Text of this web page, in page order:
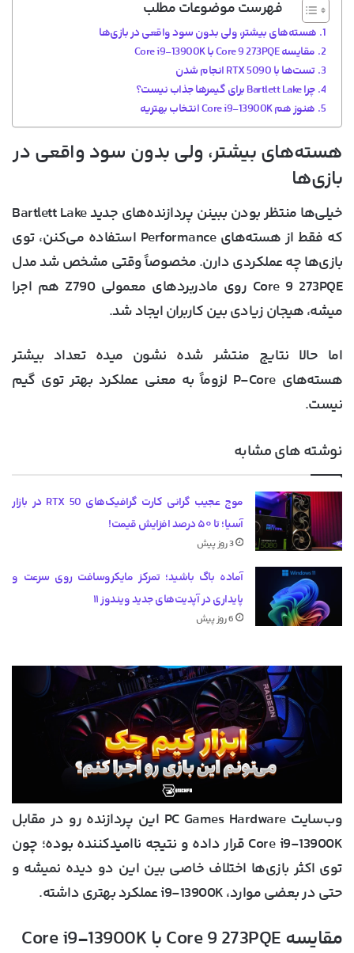
فهرست موضوعات مطلب
هسته‌های بیشتر، ولی بدون سود واقعی در بازی‌ها
مقایسه Core 9 273PQE با Core i9-13900K
تست‌ها با RTX 5090 انجام شدن
چرا Bartlett Lake برای گیمرها جذاب نیست؟
هنوز هم Core i9-13900K انتخاب بهتریه
هسته‌های بیشتر، ولی بدون سود واقعی در
بازی‌ها
خیلی‌ها منتظر بودن ببینن پردازنده‌های جدید Bartlett Lake
که فقط از هسته‌های Performance استفاده می‌کنن، توی
بازی‌ها چه عملکردی دارن. مخصوصاً وقتی مشخص شد مدل
Core 9 273PQE روی مادربردهای معمولی Z790 هم اجرا
میشه، هیجان زیادی بین کاربران ایجاد شد.
اما حالا نتایج منتشر شده نشون میده تعداد بیشتر
هسته‌های P-Core لزوماً به معنی عملکرد بهتر توی گیم
نیست.
نوشته های مشابه
موج عجیب گرانی کارت گرافیک‌های RTX 50 در بازار
آسیا؛ تا ۵۰ درصد افزایش قیمت!
3 روز پیش
آماده باگ باشید؛ تمرکز مایکروسافت روی سرعت و
پایداری در آپدیت‌های جدید ویندوز ۱۱
6 روز پیش
وب‌سایت PC Games Hardware این پردازنده رو در مقابل
Core i9-13900K قرار داده و نتیجه ناامیدکننده بوده؛ چون
توی اکثر بازی‌ها اختلاف خاصی بین این دو دیده نمیشه و
حتی در بعضی موارد، i9-13900K عملکرد بهتری داشته.
مقایسه Core 9 273PQE با Core i9-13900K